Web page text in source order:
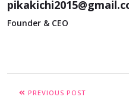
Founder & CEO
PREVIOUS POST